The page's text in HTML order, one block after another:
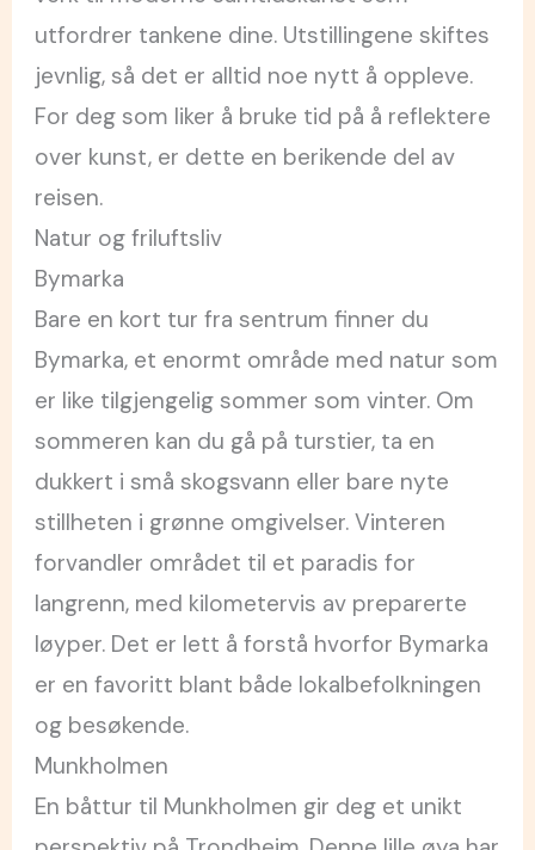
utfordrer tankene dine. Utstillingene skiftes
jevnlig, så det er alltid noe nytt å oppleve.
For deg som liker å bruke tid på å reflektere
over kunst, er dette en berikende del av
reisen.
Natur og friluftsliv
Bymarka
Bare en kort tur fra sentrum finner du
Bymarka, et enormt område med natur som
er like tilgjengelig sommer som vinter. Om
sommeren kan du gå på turstier, ta en
dukkert i små skogsvann eller bare nyte
stillheten i grønne omgivelser. Vinteren
forvandler området til et paradis for
langrenn, med kilometervis av preparerte
løyper. Det er lett å forstå hvorfor Bymarka
er en favoritt blant både lokalbefolkningen
og besøkende.
Munkholmen
En båttur til Munkholmen gir deg et unikt